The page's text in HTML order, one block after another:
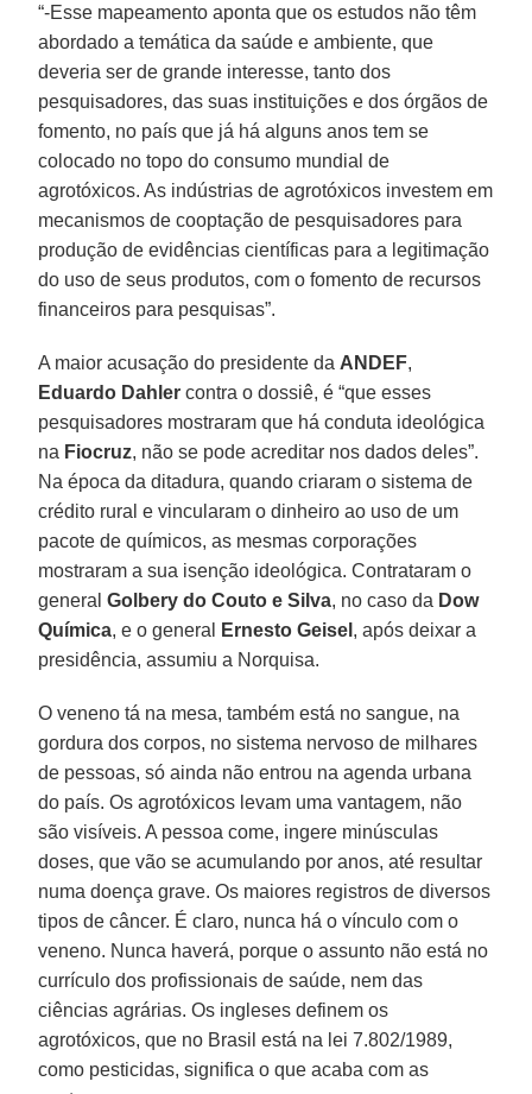
“-Esse mapeamento aponta que os estudos não têm
abordado a temática da saúde e ambiente, que
deveria ser de grande interesse, tanto dos
pesquisadores, das suas instituições e dos órgãos de
fomento, no país que já há alguns anos tem se
colocado no topo do consumo mundial de
agrotóxicos. As indústrias de agrotóxicos investem em
mecanismos de cooptação de pesquisadores para
produção de evidências científicas para a legitimação
do uso de seus produtos, com o fomento de recursos
financeiros para pesquisas”.
A maior acusação do presidente da ANDEF,
Eduardo Dahler contra o dossiê, é “que esses
pesquisadores mostraram que há conduta ideológica
na Fiocruz, não se pode acreditar nos dados deles”.
Na época da ditadura, quando criaram o sistema de
crédito rural e vincularam o dinheiro ao uso de um
pacote de químicos, as mesmas corporações
mostraram a sua isenção ideológica. Contrataram o
generalGolbery do Couto e Silva, no caso da Dow
Química, e o general Ernesto Geisel , após deixar a
presidência, assumiu a Norquisa.
O veneno tá na mesa, também está no sangue, na
gordura dos corpos, no sistema nervoso de milhares
de pessoas, só ainda não entrou na agenda urbana
do país. Os agrotóxicos levam uma vantagem, não
são visíveis. A pessoa come, ingere minúsculas
doses, que vão se acumulando por anos, até resultar
numa doença grave. Os maiores registros de diversos
tipos de câncer. É claro, nunca há o vínculo com o
veneno. Nunca haverá, porque o assunto não está no
currículo dos profissionais de saúde, nem das
ciências agrárias. Os ingleses definem os
agrotóxicos, que no Brasil está na lei 7.802/1989,
como pesticidas, significa o que acaba com as